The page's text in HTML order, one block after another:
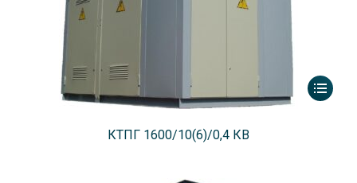
КТПГ 1600/10(6)/0,4 КВ